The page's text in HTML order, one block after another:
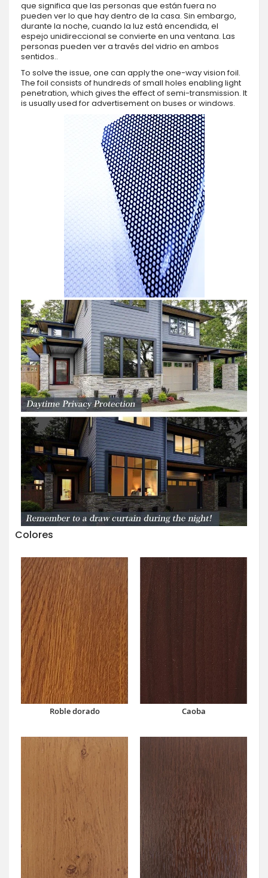
que significa que las personas que están fuera no
pueden ver lo que hay dentro de la casa. Sin embargo,
durante la noche, cuando la luz está encendida, el
espejo unidireccional se convierte en una ventana. Las
personas pueden ver a través del vidrio en ambos
sentidos..
To solve the issue, one can apply the one-way vision foil.
The foil consists of hundreds of small holes enabling light
penetration, which gives the effect of semi-transmission. It
is usually used for advertisement on buses or windows.
Colores
Roble dorado Caoba